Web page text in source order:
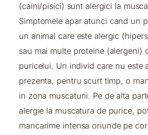
(caini/pisici) sunt alergici la
Simptomele apar atunci cand un
un animal care este alergic
sau mai multe proteine (alergeni)
puricelui. Un individ care nu este
prezenta, pentru scurt timp, o
in zona muscaturii. Pe de alta
alergie la muscatura de purice,
mancarime intensa oriunde pe